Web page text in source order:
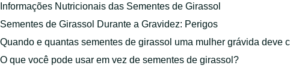
Informações Nutricionais das Sementes de Girassol
Sementes de Girassol Durante a Gravidez: Perigos
Quando e quantas sementes de girassol uma mulher grávida deve
O que você pode usar em vez de sementes de girassol?